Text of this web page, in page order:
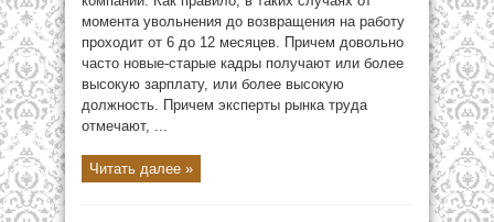
момента увольнения до возвращения на работу
проходит от 6 до 12 месяцев. Причем довольно
часто новые-старые кадры получают или более
высокую зарплату, или более высокую
должность. Причем эксперты рынка труда
отмечают, ...
Читать далее »